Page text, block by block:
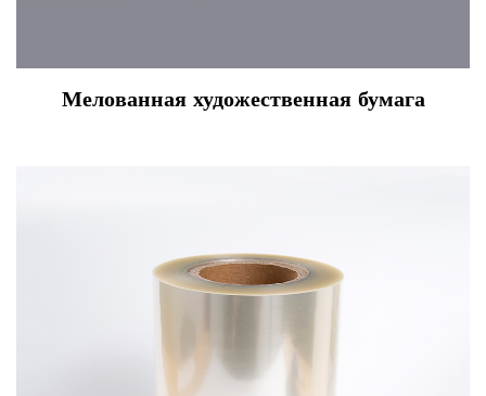
Мелованная художественная бумага